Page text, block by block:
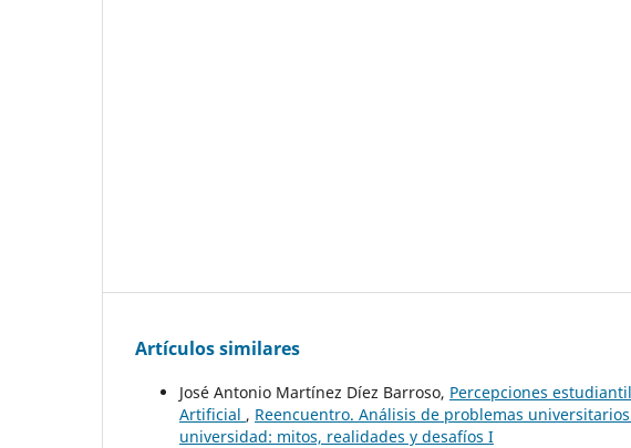
Artículos similares
José Antonio Martínez Díez Barroso, Percepciones
Artificial , Reencuentro. Análisis de problemas
universidad: mitos, realidades y desafíos I